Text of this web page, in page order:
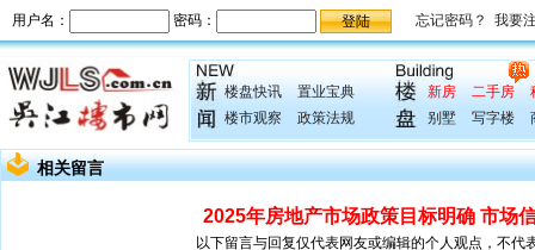
楼盘快讯
置业宝典
楼市观察
政策法规
新房 二手房
别墅
写字楼
相关留言
2025年房地产市场政策目标明确 市场
以下留言与回复仅代表网友或编辑的个人观点，不代